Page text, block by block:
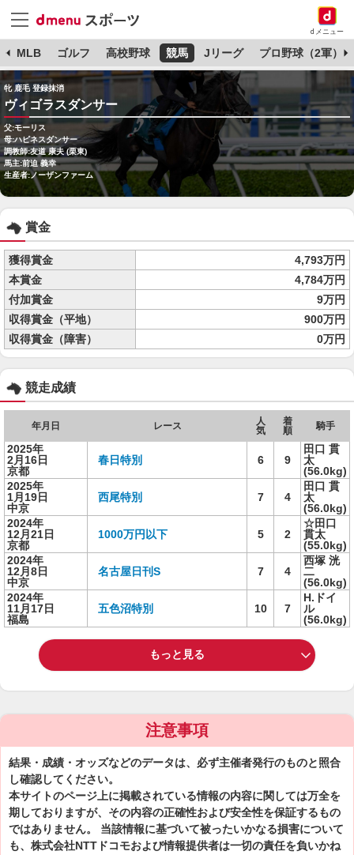
dメニュー
MLB ゴルフ 高校野球 競馬 Jリーグ プロ野球（2軍）
牝 鹿毛 登録抹消
ヴィゴラスダンサー
父:モーリス
母:ハピネスダンサー
調教師:友道 康夫 (栗東)
馬主:前迫 義幸
生産者:ノーザンファーム
賞金
獲得賞金
4,793万円
本賞金
4,784万円
付加賞金
9万円
収得賞金（平地）
900万円
収得賞金（障害）
0万円
競走成績
年月日 レース
人
気
着
順
騎手
2025年
2月16日
京都
春日特別 6 9
田口 貫
太
(56.0kg)
2025年
1月19日
中京
西尾特別 7 4
田口 貫
太
(56.0kg)
2024年
12月21日
京都
1000万円以下 5 2
☆田口
貫太
(55.0kg)
2024年
12月8日
中京
名古屋日刊S 7 4
西塚 洸
二
(56.0kg)
2024年
11月17日
福島
五色沼特別 10 7
H.ドイ
ル
(56.0kg)
もっと見る
注意事項
結果・成績・オッズなどのデータは、必ず主催者発行のものと照合
し確認してください。
本サイトのページ上に掲載されている情報の内容に関しては万全を
期しておりますが、その内容の正確性および安全性を保証するもの
ではありません。 当該情報に基づいて被ったいかなる損害について
も、株式会社NTTドコモおよび情報提供者は一切の責任を負いかね